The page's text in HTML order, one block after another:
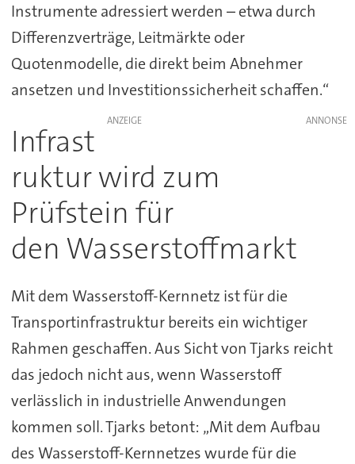
Instrumente adressiert werden – etwa durch
Differenzverträge, Leitmärkte oder
Quotenmodelle, die direkt beim Abnehmer
ansetzen und Investitionssicherheit schaffen.“
ANZEIGE
Infrast
ruktur wird zum
Prüfstein für
den Wasserstoffmarkt
Mit dem Wasserstoff-Kernnetz ist für die
Transportinfrastruktur bereits ein wichtiger
Rahmen geschaffen. Aus Sicht von Tjarks reicht
das jedoch nicht aus, wenn Wasserstoff
verlässlich in industrielle Anwendungen
kommen soll. Tjarks betont: „Mit dem Aufbau
des Wasserstoff-Kernnetzes wurde für die